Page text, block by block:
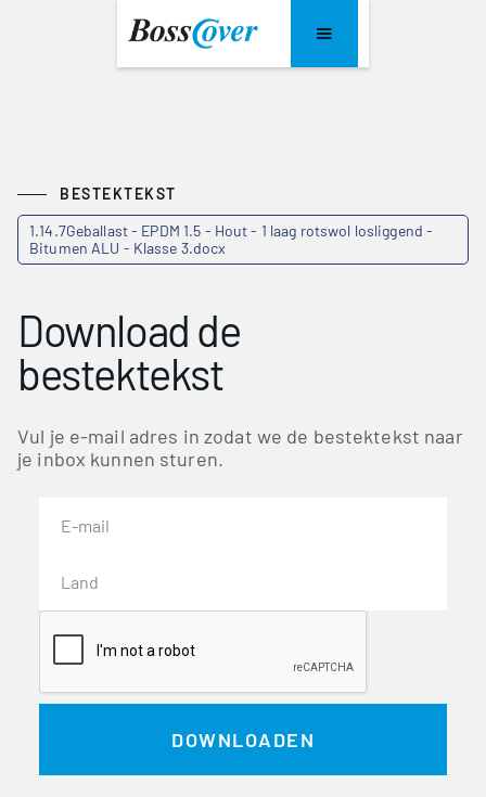
BESTEKTEKST
1.14.7Geballast - EPDM 1.5 - Hout - 1 laag rotswol losliggend -
Bitumen ALU - Klasse 3.docx
Download de
bestektekst
Vul je e-mail adres in zodat we de bestektekst naar
je inbox kunnen sturen.